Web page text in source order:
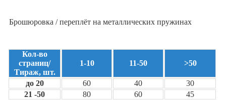
Брошюровка / переплёт на металлических пружинах
Кол-во
страниц/
Тираж, шт.
1-10 11-50 >50
до 20 60 40
30
21 -50
80 60
45